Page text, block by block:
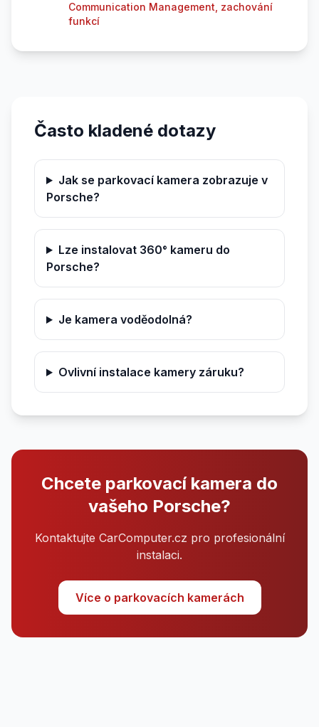
Communication Management, zachování
funkcí
Často kladené dotazy
Jak se parkovací kamera zobrazuje v
Porsche?
Lze instalovat 360° kameru do
Porsche?
Je kamera voděodolná?
Ovlivní instalace kamery záruku?
Chcete parkovací kamera do
vašeho Porsche?
Kontaktujte CarComputer.cz pro profesionální
instalaci.
Více o parkovacích kamerách